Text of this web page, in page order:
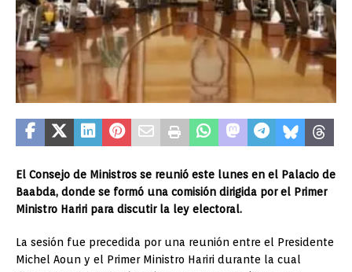
El Consejo de Ministros se reunió este lunes en el Palacio de
Baabda, donde se formó una comisión dirigida por el Primer
Ministro Hariri para discutir la ley electoral.
La sesión fue precedida por una reunión entre el Presidente
Michel Aoun y el Primer Ministro Hariri durante la cual